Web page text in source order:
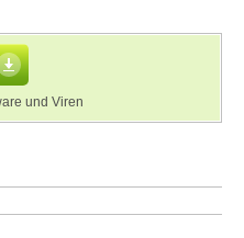
und Viren